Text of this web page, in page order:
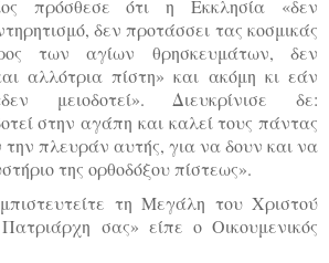
πρόσθεσε ότι η Εκκλησία «δεν
δεν προτάσσει τας κοσμικάς
των αγίων θρησκευμάτων, δεν
αλλότρια πίστη» και ακόμη κι εάν
μειοδοτεί». Διευκρίνισε δε:
στην αγάπη και καλεί τους πάντας
πλευράν αυτής, για να δουν και να
της ορθοδόξου πίστεως».
τη Μεγάλη του Χριστού
σας» είπε ο Οικουμενικός